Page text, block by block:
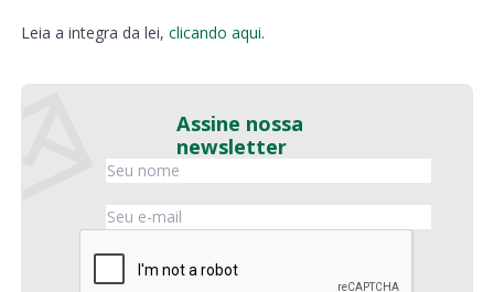
Leia a integra da lei, clicando aqui.
Assine nossa
newsletter